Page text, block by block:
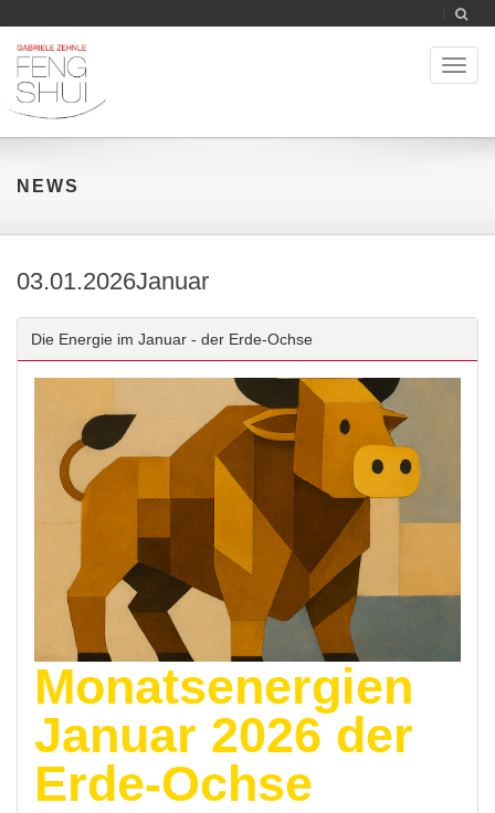
NEWS
03.01.2026Januar
Die Energie im Januar - der Erde-Ochse
Monatsenergien
Januar 2026 der
Erde-Ochse